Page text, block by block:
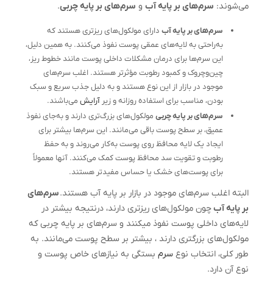
می‌شوند: سرم‌های بر پایه آب و سرم‌های بر پایه چربی.
سرم‌های بر پایه آب دارای مولکول‌های ریزتری هستند که
به‌راحتی به لایه‌های عمقی پوست نفوذ می‌کنند. به همین دلیل،
این سرم‌ها برای درمان مشکلات داخلی پوست مانند خطوط ریز،
چین‌وچروک و کمبود رطوبت مؤثرتر هستند. اغلب سرم‌های
موجود در بازار از این نوع هستند و به دلیل جذب سریع و سبک
بودن، مناسب برای استفاده روزانه و زیر آرایش می‌باشند.
سرم‌های بر پایه چربی مولکول‌های بزرگ‌تری دارند و به‌جای نفوذ
عمیق، بر سطح پوست باقی می‌مانند. این سرم‌ها بیشتر برای
ایجاد یک لایه محافظ روی پوست به‌کار می‌روند و به حفظ
رطوبت و تقویت سد محافظ پوست کمک می‌کنند. آنها معمولاً
برای پوست‌های خشک یا حساس مفیدتر هستند.
البته اغلب سرم‌های موجود در بازار بر پایه آب هستند.سرم‌های
بر پایه آبچون مولکول‌های ریزتری دارند، درنتیجه بیشتر در
لایه‌های داخلی پوست نفوذ میکنند و سرم‌های بر پایه چربی که
مولکول‌های بزرگتری دارند ، بیشتر بر سطح پوست می‌مانند. به
طور کلی، انتخاب نوع سرم بستگی به نیازهای خاص پوست و
نوع آن دارد.